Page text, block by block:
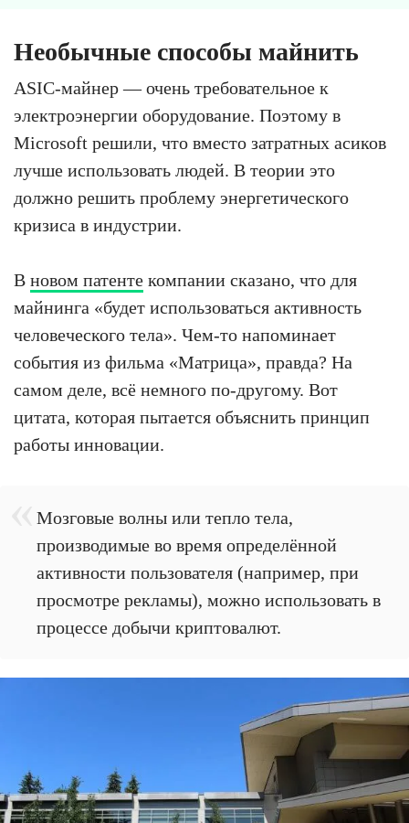
Необычные способы майнить
ASIC-майнер — очень требовательное к
электроэнергии оборудование. Поэтому в
Microsoft решили, что вместо затратных асиков
лучше использовать людей. В теории это
должно решить проблему энергетического
кризиса в индустрии.
В новом патенте компании сказано, что для
майнинга «будет использоваться активность
человеческого тела». Чем-то напоминает
события из фильма «Матрица», правда? На
самом деле, всё немного по-другому. Вот
цитата, которая пытается объяснить принцип
работы инновации.
Мозговые волны или тепло тела,
производимые во время определённой
активности пользователя (например, при
просмотре рекламы), можно использовать в
процессе добычи криптовалют.